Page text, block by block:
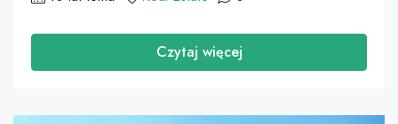
Czytaj więcej